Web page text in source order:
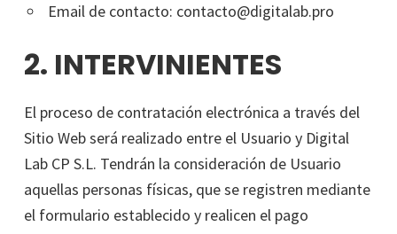
Email de contacto: contacto@digitalab.pro
2. INTERVINIENTES
El proceso de contratación electrónica a través del
Sitio Web será realizado entre el Usuario y Digital
Lab CP S.L. Tendrán la consideración de Usuario
aquellas personas físicas, que se registren mediante
el formulario establecido y realicen el pago